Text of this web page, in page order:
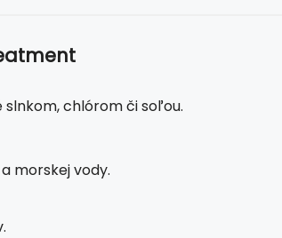
chlórom či soľou.
morskej vody.